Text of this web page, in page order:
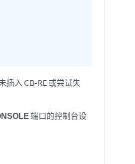
插入 CB-RE 或尝试失
端口的控制台设